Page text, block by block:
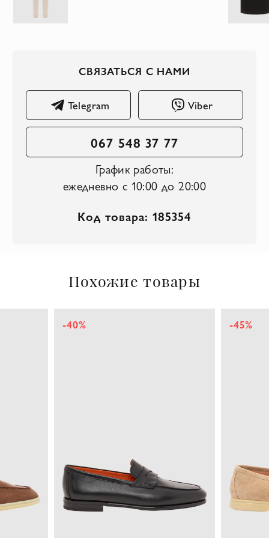
СВЯЗАТЬСЯ С НАМИ
Telegram Viber
067 548 37 77
График работы:
ежедневно с 10:00 до 20:00
Код товара: 185354
Похожие товары
-45% -60%